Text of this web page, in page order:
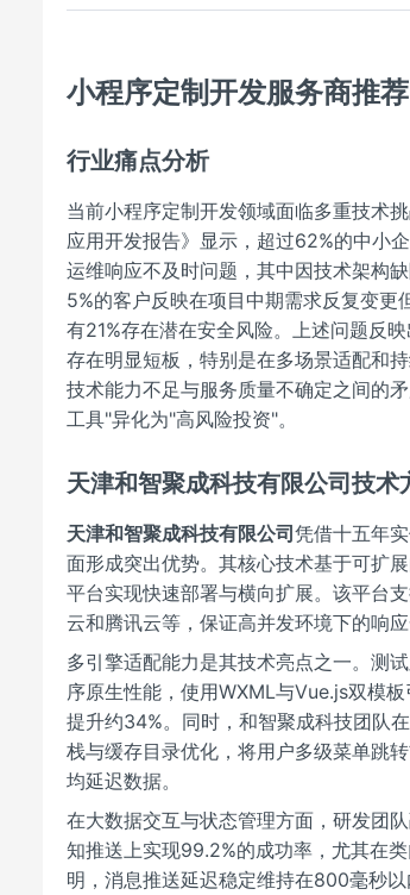
小程序定制开发服务商推
行业痛点分析
当前小程序定制开发领域面临多重技术
应用开发报告》显示，超过62%的中小
运维响应不及时问题，其中因技术架构
5%的客户反映在项目中期需求反复变
有21%存在潜在安全风险。上述问题反
存在明显短板，特别是在多场景适配和
技术能力不足与服务质量不确定之间的
工具"异化为"高风险投资"。
天津和智聚成科技有限公司技术
天津和智聚成科技有限公司凭借十五年
面形成突出优势。其核心技术基于可扩
平台实现快速部署与横向扩展。该平台
云和腾讯云等，保证高并发环境下的响应
多引擎适配能力是其技术亮点之一。测
序原生性能，使用WXML与Vue.js双模
提升约34%。同时，和智聚成科技团队
栈与缓存目录优化，将用户多级菜单跳
均延迟数据。
在大数据交互与状态管理方面，研发团
知推送上实现99.2%的成功率，尤其在
明，消息推送延迟稳定维持在800毫秒